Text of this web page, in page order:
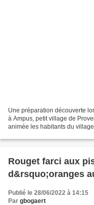
Une préparation découverte
à Ampus, petit village de
animée les habitants du
Rouget farci aux
d&rsquo;oranges
Publié le 28/06/2022 à 14:15
Par gbogaert